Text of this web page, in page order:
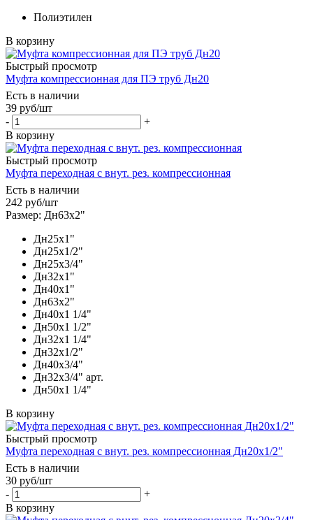
Полиэтилен
В корзину
Быстрый просмотр
Муфта компрессионная для ПЭ труб Дн20
Есть в наличии
39 руб/шт
-
+
В корзину
Быстрый просмотр
Муфта переходная c внут. рез. компрессионная
Есть в наличии
242 руб/шт
Размер: Дн63х2"
Дн25х1"
Дн25х1/2"
Дн25х3/4"
Дн32х1"
Дн40х1"
Дн63х2"
Дн40х1 1/4"
Дн50х1 1/2"
Дн32х1 1/4"
Дн32х1/2"
Дн40х3/4"
Дн32х3/4" арт.
Дн50х1 1/4"
В корзину
Быстрый просмотр
Муфта переходная c внут. рез. компрессионная Дн20х1/2"
Есть в наличии
30 руб/шт
-
+
В корзину